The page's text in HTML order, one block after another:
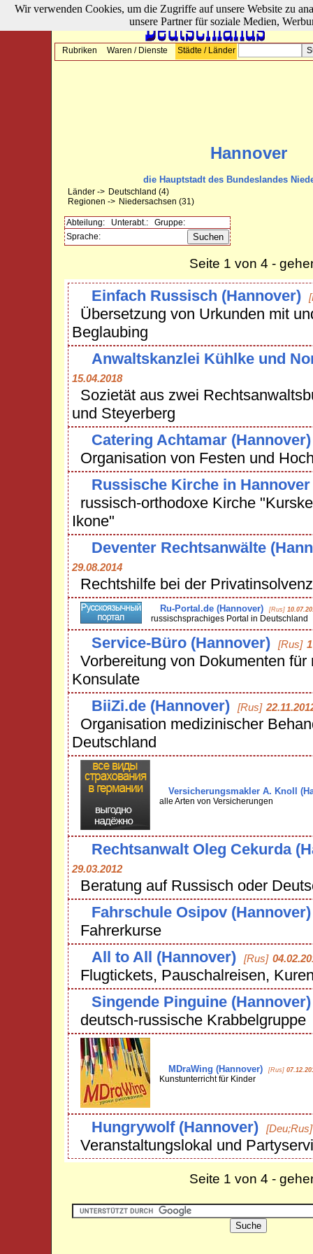
Rubriken Waren / Dienste Städte / Länder
Hannover
die Hauptstadt des Bundeslandes
Länder -> Deutschland (4)
Regionen -> Niedersachsen (31)
Abteilung: Unterabt.:
Gruppe:
Sprache:
Seite 1 von 4 -
Einfach Russisch (Hannover)
Übersetzung von Urkunden mit
Beglaubing
Anwaltskanzlei Kühlke und
15.04.2018
Sozietät aus zwei
und Steyerberg
Catering Achtamar (Hannover)
Organisation von Festen und
Russische Kirche in Hannover
russisch-orthodoxe Kirche
Ikone"
Deventer Rechtsanwälte
29.08.2014
Rechtshilfe bei der Privatinsolvenz
Ru-Portal.de (Hannover) [Rus]
russischsprachiges Portal in Deutschland
Service-Büro (Hannover) [Rus]
Vorbereitung von Dokumenten für
Konsulate
BiiZi.de (Hannover)
[Rus]
Organisation medizinischer
Deutschland
Versicherungsmakler A. Knoll
alle Arten von Versicherungen
Rechtsanwalt Oleg Cekurda
29.03.2012
Beratung auf Russisch oder
Fahrschule Osipov (Hannover)
Fahrerkurse
All to All (Hannover)
[Rus]
Flugtickets, Pauschalreisen,
Singende Pinguine (Hannover)
deutsch-russische Krabbelgruppe
MDraWing (Hannover) [Rus]
Kunstunterricht für Kinder
Hungrywolf (Hannover) [Deu;Rus]
Veranstaltungslokal und
Seite 1 von 4 -
Wir verwenden Cookies, um die Zugriffe auf unsere Website zu
unsere Partner für soziale Medien,